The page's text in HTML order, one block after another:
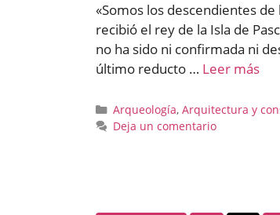
«Somos los descendientes
recibió el rey de la Isla de
no ha sido ni confirmada ni
último reducto … Leer más
Categorías
Arqueología, Arquitectura y
Deja un comentario